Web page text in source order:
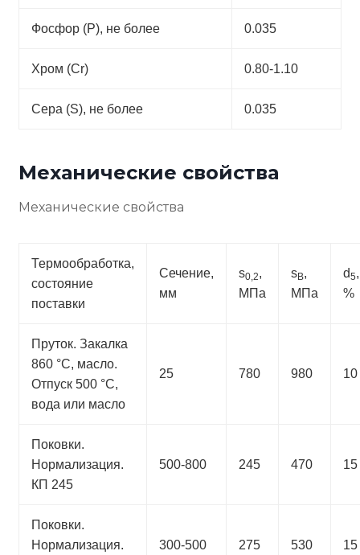
Фосфор (P), не более 0.035
Хром (Cr) 0.80-1.10
Сера (S), не более 0.035
Механические свойства
Механические свойства
Термообработка,
состояние
поставки
Сечение,
мм
s0,2,
МПа
sB,
МПа
d5,
%
Пруток. Закалка
860 °С, масло.
Отпуск 500 °С,
вода или масло
25 780 980 10
Поковки.
Нормализация.
КП 245
500-800 245 470 15
Поковки.
Нормализация.
300-500 275 530 15